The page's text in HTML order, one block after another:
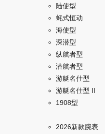
陆使型
蚝式恒动
海使型
深潜型
纵航者型
潜航者型
游艇名仕型
游艇名仕型 II
1908型
2026新款腕表